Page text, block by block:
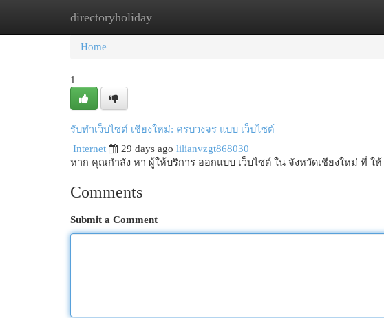
directoryholiday
Home New Site Listings
Home
1
รับทำเว็บไซต์ เชียงใหม่: ครบวงจร แบบ เว็บไซต์
Internet
29 days ago lilianvzgt868030
หาก คุณกำลัง หา ผู้ให้บริการ ออกแบบ เว็บไซต์ ใน จังหวัดเชียงใหม่ ที่ ให้
Comments
Submit a Comment